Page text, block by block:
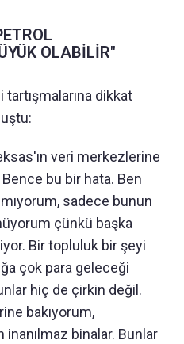
OLABİLİR"
dikkat
veri merkezlerine
bu bir hata. Ben
sadece bunun
çünkü başka
Bir topluluk bir şeyi
çok para geleceği
hiç de çirkin değil.
bakıyorum,
inanılmaz binalar. Bunlar